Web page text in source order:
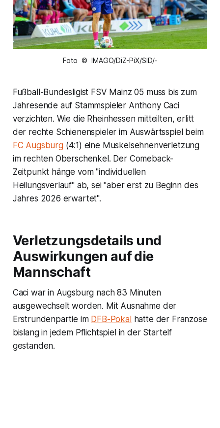
Foto © IMAGO/DiZ-PiX/SID/-
Fußball-Bundesligist FSV Mainz 05 muss bis zum
Jahresende auf Stammspieler Anthony Caci
verzichten. Wie die Rheinhessen mitteilten, erlitt
der rechte Schienenspieler im Auswärtsspiel beim
FC Augsburg(4:1) eine Muskelsehnenverletzung
im rechten Oberschenkel. Der Comeback-
Zeitpunkt hänge vom "individuellen
Heilungsverlauf" ab, sei "aber erst zu Beginn des
Jahres 2026 erwartet".
Verletzungsdetails und
Auswirkungen auf die
Mannschaft
Caci war in Augsburg nach 83 Minuten
ausgewechselt worden. Mit Ausnahme der
Erstrundenpartie im DFB-Pokal hatte der Franzose
bislang in jedem Pflichtspiel in der Startelf
gestanden.